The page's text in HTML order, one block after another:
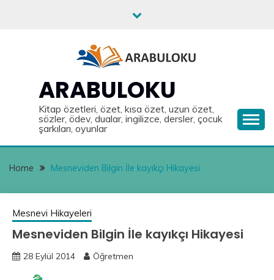
ARABULOKU
Kitap özetleri, özet, kısa özet, uzun özet,
sözler, ödev, dualar, ingilizce, dersler, çocuk
şarkıları, oyunlar
Home Mesneviden Bilgin İle kayıkçı Hikayesi
Mesnevi Hikayeleri
Mesneviden Bilgin İle kayıkçı Hikayesi
28 Eylül 2014 Öğretmen